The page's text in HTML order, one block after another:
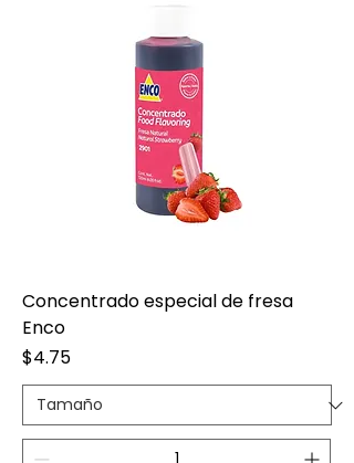
Concentrado especial de fresa
Enco
Precio
$4.75